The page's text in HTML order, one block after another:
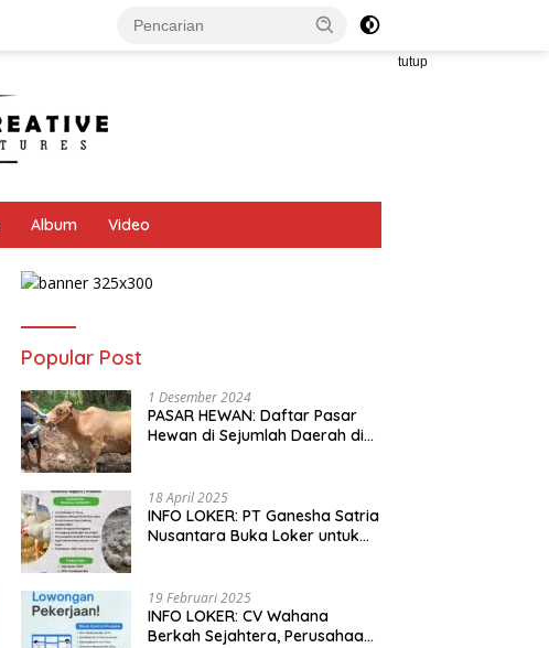
tutup
Album Video
Popular Post
1 Desember 2024
PASAR HEWAN: Daftar Pasar
Hewan di Sejumlah Daerah di
18 April 2025
INFO LOKER: PT Ganesha Satria
Nusantara Buka Loker untuk
19 Februari 2025
INFO LOKER: CV Wahana
Berkah Sejahtera, Perusahaan